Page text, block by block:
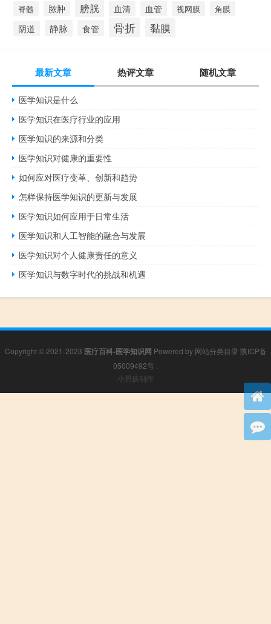
脊髓 脓肿 膀胱 血清 血管 视网膜 角膜
阴道 静脉 食管 骨折 黏膜
最新文章 热评文章 随机文章
医学知识是什么
医学知识在医疗行业的应用
医学知识的来源和分类
医学知识对健康的重要性
如何应对医疗变革、创新和趋势
怎样保持医学知识的更新与发展
医学知识如何应用于日常生活
医学知识和人工智能的融合与发展
医学知识对个人健康责任的意义
医学知识与数字时代的挑战和机遇
Copyright © 2021-2023 医疗百科-医学知识网 Powered by 网站分类目录 陕ICP备
05009492号
小男孩制作